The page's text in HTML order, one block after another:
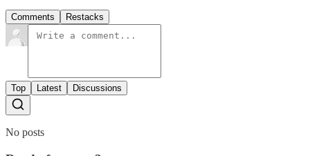
Comments Restacks
Top Latest Discussions
No posts